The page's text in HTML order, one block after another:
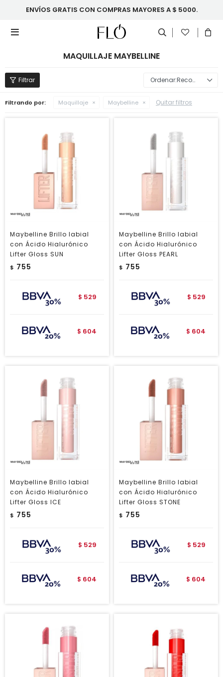
ENVÍOS GRATIS CON COMPRAS MAYORES A $ 5000.

MAQUILLAJE MAYBELLINE
Recomendados
Filtrando por: Maquillaje Maybelline Quitar filtros
Maybelline Brillo labial
con Ácido Hialurónico
Lifter Gloss SUN
$ 755
$ 529
$ 604
Maybelline Brillo labial
con Ácido Hialurónico
Lifter Gloss PEARL
$ 755
$ 529
$ 604
Maybelline Brillo labial
con Ácido Hialurónico
Lifter Gloss ICE
$ 755
$ 529
$ 604
Maybelline Brillo labial
con Ácido Hialurónico
Lifter Gloss STONE
$ 755
$ 529
$ 604